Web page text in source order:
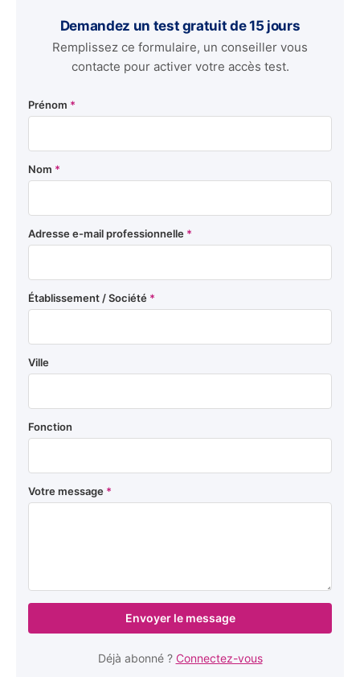
Demandez un test gratuit de 15 jours
Remplissez ce formulaire, un conseiller vous
contacte pour activer votre accès test.
Prénom *
Nom *
Adresse e-mail professionnelle *
Établissement / Société *
Ville
Fonction
Votre message *
Envoyer le message
Déjà abonné ? Connectez-vous